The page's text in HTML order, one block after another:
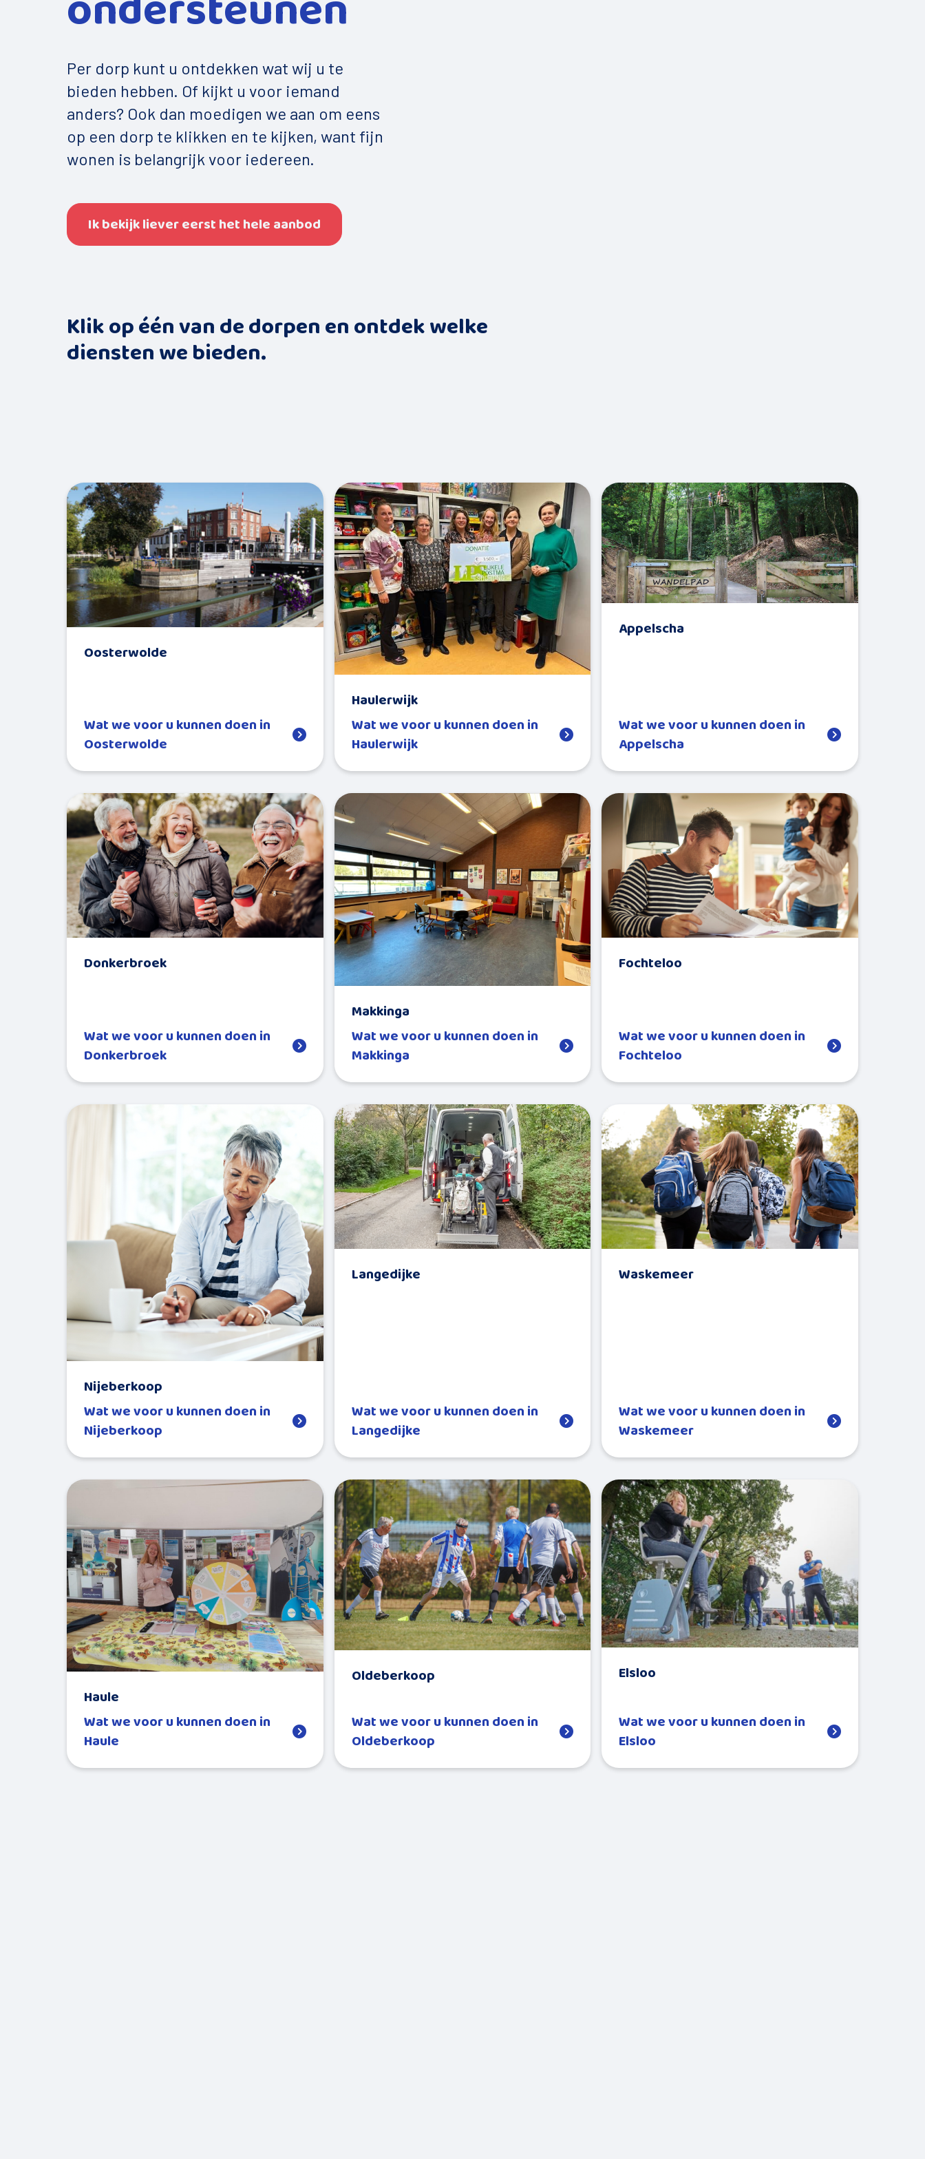
Per dorp kunt u ontdekken wat wij u te
bieden hebben. Of kijkt u voor iemand
anders? Ook dan moedigen we aan om eens
op een dorp te klikken en te kijken, want fijn
wonen is belangrijk voor iedereen.
Ik bekijk liever eerst het hele aanbod
Klik op één van de dorpen en ontdek welke
diensten we bieden.
Oosterwolde
Wat we voor u kunnen doen in
Oosterwolde
Haulerwijk
Wat we voor u kunnen doen in
Haulerwijk
Appelscha
Wat we voor u kunnen doen in
Appelscha
Donkerbroek
Wat we voor u kunnen doen in
Donkerbroek
Makkinga
Wat we voor u kunnen doen in
Makkinga
Fochteloo
Wat we voor u kunnen doen in
Fochteloo
Nijeberkoop
Wat we voor u kunnen doen in
Nijeberkoop
Langedijke
Wat we voor u kunnen doen in
Langedijke
Waskemeer
Wat we voor u kunnen doen in
Waskemeer
Haule
Wat we voor u kunnen doen in
Haule
Oldeberkoop
Wat we voor u kunnen doen in
Oldeberkoop
Elsloo
Wat we voor u kunnen doen in
Elsloo